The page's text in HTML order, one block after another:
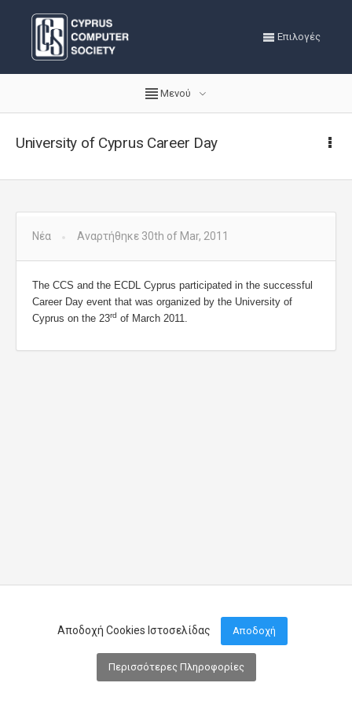
Αποδοχή Cookies Ιστοσελίδας Αποδοχή
Περισσότερες Πληροφορίες
Επιλογές
Μενού
University of Cyprus Career Day
Νέα Αναρτήθηκε 30th of Mar, 2011
The CCS and the ECDL Cyprus participated in the successful
Career Day event that was organized by the University of
Cyprus on the 23rd of March 2011.
Μενού